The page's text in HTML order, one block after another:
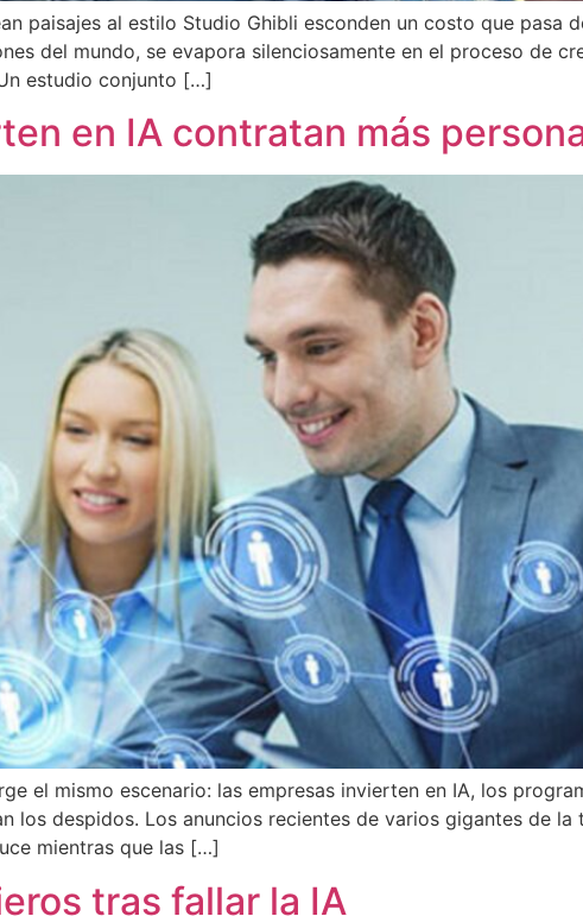
paisajes al estilo Studio Ghibli esconden un costo que pasa
del mundo, se evapora silenciosamente en el proceso de
estudio conjunto […]
en IA contratan más
el mismo escenario: las empresas invierten en IA, los
los despidos. Los anuncios recientes de varios gigantes de la
mientras que las […]
tras fallar la IA